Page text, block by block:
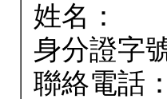
姓名：
身分證字
聯絡電話：